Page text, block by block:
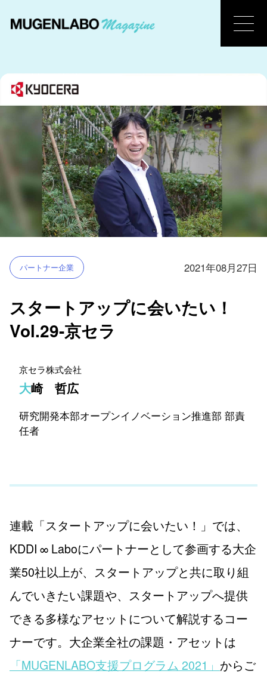
パートナー企業 2021年08月27日
スタートアップに会いたい！
Vol.29-京セラ
京セラ株式会社
大崎 哲広
研究開発本部オープンイノベーション推進部 部責
任者
連載「スタートアップに会いたい！」では、
KDDI ∞ Laboにパートナーとして参画する大企
業50社以上が、スタートアップと共に取り組
んでいきたい課題や、スタートアップへ提供
できる多様なアセットについて解説するコー
ナーです。大企業全社の課題・アセットは
「MUGENLABO支援プログラム 2021」 からご